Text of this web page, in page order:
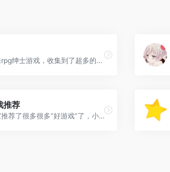
为各位绅士带来rpg绅士游戏，收集到了超多的安卓rpg绅士游戏，其中包含：文字冒险、avg、恋爱冒险等等，rpg绅士游戏里面有着超多的小姐姐，你可以和小姐姐一起玩耍。
推荐
小编已经为大家推荐了很多很多“好游戏”了，小伙伴们纷纷呼吁小编再来一些~那么小编再为大家推荐一波“绅士游戏精品”，快点上车吧~